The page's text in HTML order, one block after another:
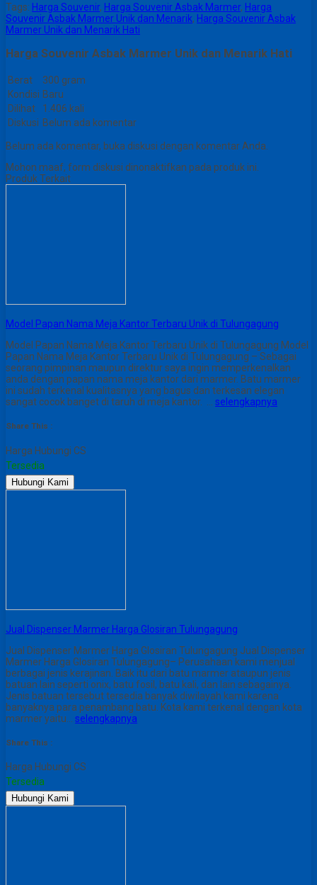
Tags: Harga Souvenir, Harga Souvenir Asbak Marmer, Harga
Souvenir Asbak Marmer Unik dan Menarik, Harga Souvenir Asbak
Marmer Unik dan Menarik Hati
Harga Souvenir Asbak Marmer Unik dan Menarik Hati
Berat
300 gram
Kondisi Baru
Dilihat
1.406 kali
Diskusi Belum ada komentar
Belum ada komentar, buka diskusi dengan komentar Anda.
Mohon maaf, form diskusi dinonaktifkan pada produk ini.
Produk Terkait
Model Papan Nama Meja Kantor Terbaru Unik di Tulungagung
Model Papan Nama Meja Kantor Terbaru Unik di Tulungagung Model
Papan Nama Meja Kantor Terbaru Unik di Tulungagung – Sebagai
seorang pimpinan maupun direktur saya ingin memperkenalkan
anda dengan papan nama meja kantor dari marmer. Batu marmer
ini sudah terkenal kualitasnya yang bagus dan terkesan elegan
sangat cocok banget di taruh di meja kantor. … selengkapnya
Share This :
Harga Hubungi CS
Tersedia
Hubungi Kami
Jual Dispenser Marmer Harga Glosiran Tulungagung
Jual Dispenser Marmer Harga Glosiran Tulungagung Jual Dispenser
Marmer Harga Glosiran Tulungagung– Perusahaan kami menjual
berbagai jenis kerajinan. Baik itu dari batu marmer ataupun jenis
batuan lain seperti onix, batu fosil, batu kali, dan lain sebagainya.
Jenis batuan tersebut tersedia banyak diwilayah kami karena
banyaknya para penambang batu. Kota kami terkenal dengan kota
marmer yaitu… selengkapnya
Share This :
Harga Hubungi CS
Tersedia
Hubungi Kami